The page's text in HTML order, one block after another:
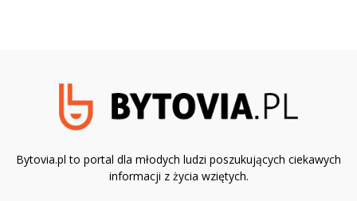
Bytovia.pl to portal dla młodych ludzi poszukujących ciekawych
informacji z życia wziętych.